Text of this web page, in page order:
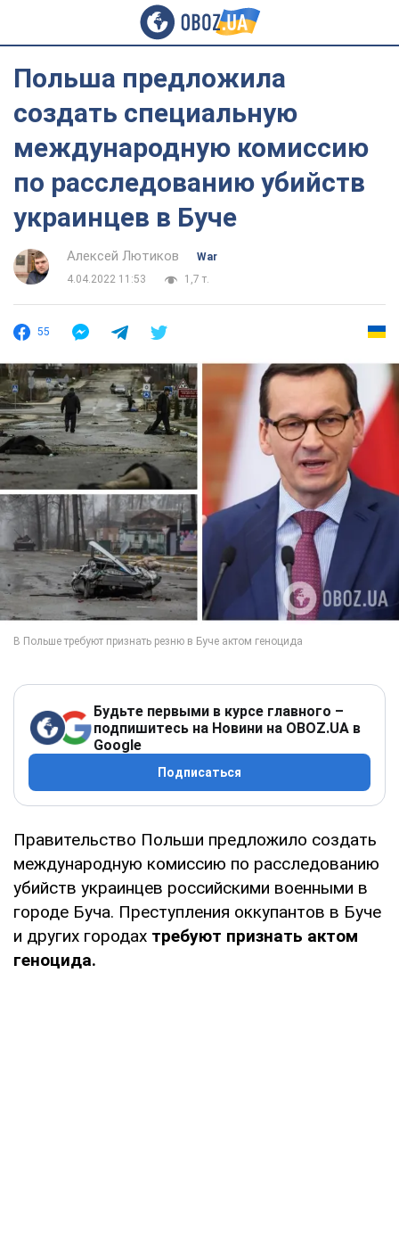
Польша предложила
создать специальную
международную комиссию
по расследованию убийств
украинцев в Буче
Алексей Лютиков
War
4.04.2022 11:53
1,7 т.
55
Будьте первыми в курсе главного –
подпишитесь на Новини на OBOZ.UA в
Google
Подписаться
Правительство Польши предложило создать
международную комиссию по расследованию
убийств украинцев российскими военными в
городе Буча. Преступления оккупантов в Буче
и других городах требуют признать актом
геноцида.